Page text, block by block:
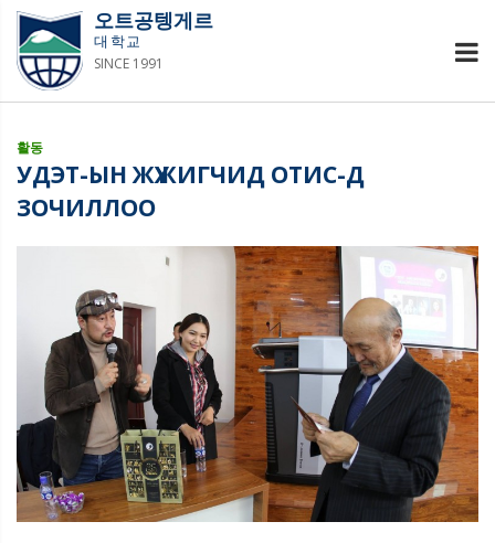
오트공텡게르
대학교
SINCE 1991
활동
УДЭТ-ЫН ЖҮЖИГЧИД ОТИС-Д
ЗОЧИЛЛОО